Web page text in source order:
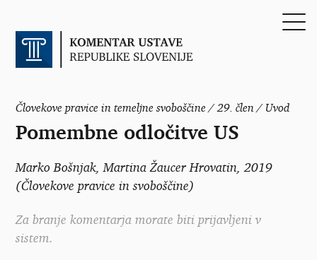
Človekove pravice in temeljne svoboščine / 29. člen / Uvod
Pomembne odločitve US
Marko Bošnjak Martina Žaucer Hrovatin , 2019
(Človekove pravice in svoboščine)
Za branje komentarja morate biti prijavljeni v
sistem.